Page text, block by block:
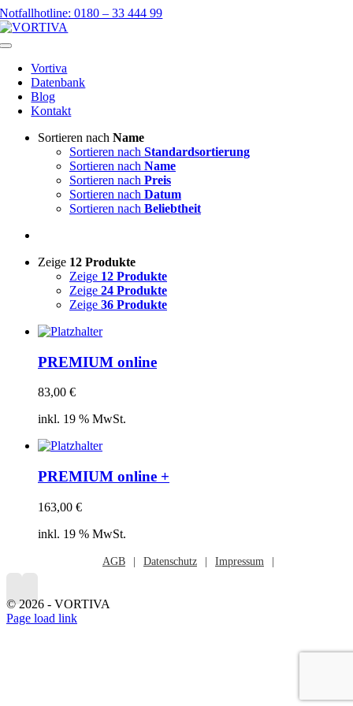
Skip
to
content
Notfallhotline: 0180 – 33 444 99
Toggle
Navigation
Vortiva
Datenbank
Blog
Kontakt
Sortieren nach Name
Sortieren nach Standardsortierung
Sortieren nach Name
Sortieren nach Preis
Sortieren nach Datum
Sortieren nach Beliebtheit
Zeige 12 Produkte
Zeige 12 Produkte
Zeige 24 Produkte
Zeige 36 Produkte
PREMIUM online
83,00 €
inkl. 19 % MwSt.
PREMIUM online +
163,00 €
inkl. 19 % MwSt.
AGB Datenschutz Impressum
© 2026 - VORTIVA
Page load link